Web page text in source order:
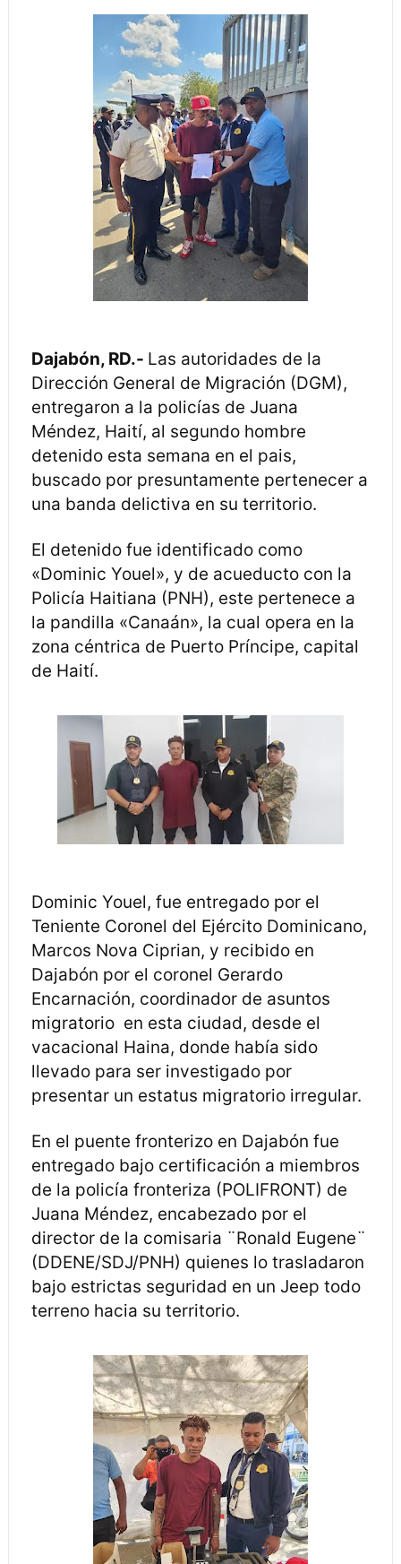
Dajabón, RD.- Las autoridades de la
Dirección General de Migración (DGM),
entregaron a la policías de Juana
Méndez, Haití, al segundo hombre
detenido esta semana en el pais,
buscado por presuntamente pertenecer a
una banda delictiva en su territorio.
El detenido fue identificado como
«Dominic Youel», y de acueducto con la
Policía Haitiana (PNH), este pertenece a
la pandilla «Canaán», la cual opera en la
zona céntrica de Puerto Príncipe, capital
de Haití.
Dominic Youel, fue entregado por el
Teniente Coronel del Ejército Dominicano,
Marcos Nova Ciprian, y recibido en
Dajabón por el coronel Gerardo
Encarnación, coordinador de asuntos
migratorio en esta ciudad, desde el
vacacional Haina, donde había sido
llevado para ser investigado por
presentar un estatus migratorio irregular.
En el puente fronterizo en Dajabón fue
entregado bajo certificación a miembros
de la policía fronteriza (POLIFRONT) de
Juana Méndez, encabezado por el
director de la comisaria ¨Ronald Eugene¨
(DDENE/SDJ/PNH) quienes lo trasladaron
bajo estrictas seguridad en un Jeep todo
terreno hacia su territorio.